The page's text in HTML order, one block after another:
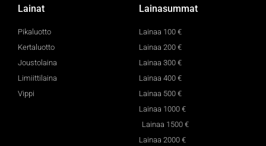
Lainat
Pikaluotto
Kertaluotto
Joustolaina
Limiittilaina
Vippi
Lainasummat
Lainaa 100 €
Lainaa 200 €
Lainaa 300 €
Lainaa 400 €
Lainaa 500 €
Lainaa 1000 €
Lainaa 1500 €
Lainaa 2000 €